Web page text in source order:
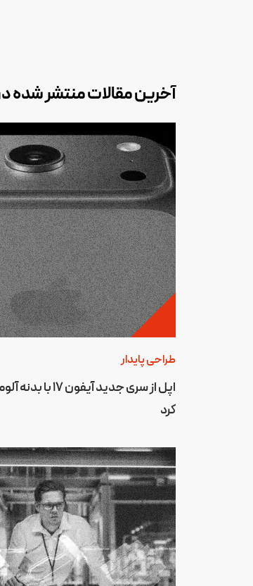
آخرین مقالات منتشر شده
طراحی پایدار
اپل از سری جدید
کرد